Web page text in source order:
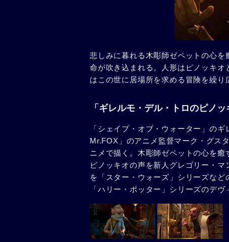
悲しみに暮れる木彫師ゼペットの心
命が吹き込まれる。人形はピノッキ
はこの世に居場所を求める冒険を繰り
「ギレルモ・デル・トロのピノ
「シェイプ・オブ・ウォーター」の
Mr.FOX」のアニメ監督マーク・グス
ニメで描く。木彫師ゼペットの心を癒
ピノッキオの声を新人グレゴリー・
を「スター・ウォーズ」シリーズな
「ハリー・ポッター」シリーズのデヴ